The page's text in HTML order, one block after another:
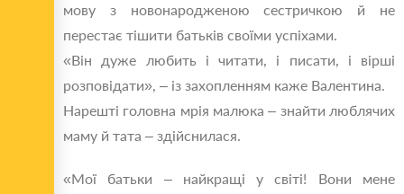
мову з новонародженою сестричкою й не
перестає тішити батьків своїми успіхами.
«Він дуже любить і читати, і писати, і вірші
розповідати», – із захопленням каже Валентина.
Нарешті головна мрія малюка – знайти люблячих
маму й тата – здійснилася.
«Мої батьки – найкращі у світі! Вони мене